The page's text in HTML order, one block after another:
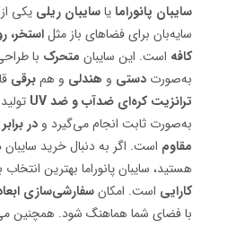
سایبان پانوراما یاسایبان ریلی یکی
سایه‌بان برای فضاهای باز مثلاستخر،
کافه است. این سایبان متحرک با
به‌صورت دستی و هندلی و همبرقی
ترانزیت کره‌ای ضدآب و ضد UV
به‌صورت ثابت انجام می‌گیرد و در
مقاوم است. اگر به دنبال خرید سایبان
هستید، سایبان پانوراما بهترین
کارایی است. امکانسفارشی‌سازی
با فضای شما هماهنگ شود. همچنین